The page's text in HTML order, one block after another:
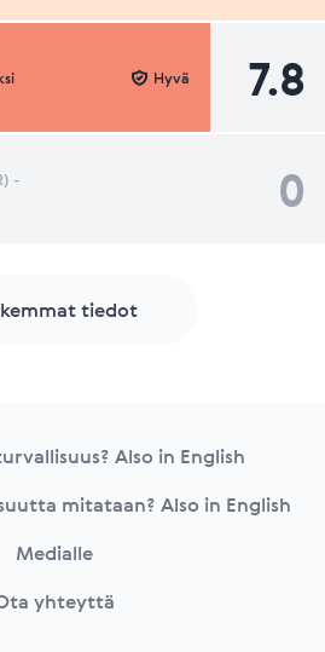
7.8
Hyvä
-
0
tiedot
Also in English
mitataan? Also in English
Medialle
yhteyttä